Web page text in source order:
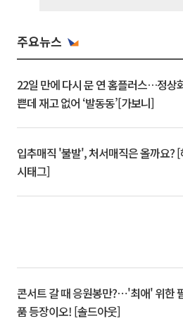
주요뉴스
22일 만에 다시 문 연 홈플러스…정상
쁜데 재고 없어 ‘발동동’[가보니]
입추매직 '불발', 처서매직은 올까요? [
시태그]
콘서트 갈 때 응원봉만?⋯'최애' 위한
품 등장이오! [솔드아웃]